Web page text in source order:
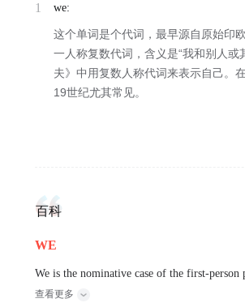
1 we:
这个单词是个代词，最早源自原始印
一人称复数代词，含义是“我和别人
夫》中用复数人称代词来表示自己。
19世纪尤其常见。
百科
WE
We is the nominative case of the first-
查看更多